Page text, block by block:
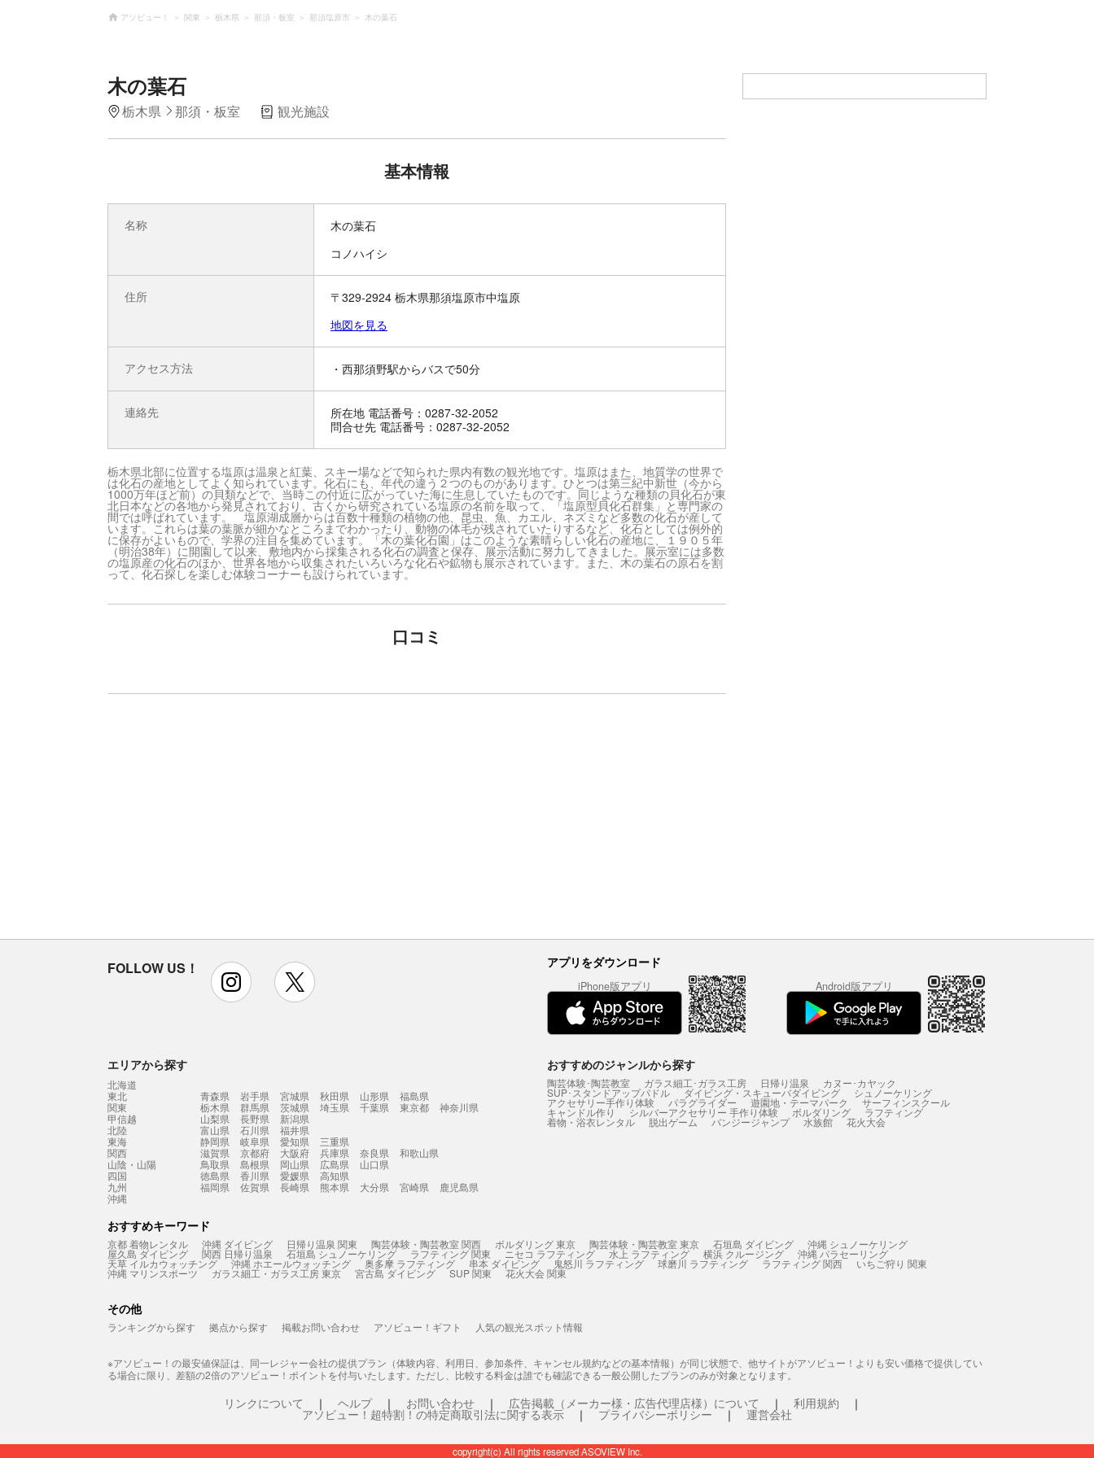
アソビュー！ 関東 栃木県 那須・板室 那須塩原市 木の葉石
木の葉石
栃木県 那須・板室 観光施設
基本情報
名称
木の葉石
コノハイシ
住所
〒329-2924 栃木県那須塩原市中塩原
地図を見る
アクセス方法 ・西那須野駅からバスで50分
連絡先
所在地 電話番号：0287-32-2052
問合せ先 電話番号：0287-32-2052
栃木県北部に位置する塩原は温泉と紅葉、スキー場などで知られた県内有数の観光地です。塩原はまた、地質学の世界で
は化石の産地としてよく知られています。化石にも、年代の違う２つのものがあります。ひとつは第三紀中新世（今から
1000万年ほど前）の貝類などで、当時この付近に広がっていた海に生息していたものです。同じような種類の貝化石が東
北日本などの各地から発見されており、古くから研究されている塩原の名前を取って、「塩原型貝化石群集」と専門家の
間では呼ばれています。 塩原湖成層からは百数十種類の植物の他、昆虫、魚、カエル、ネズミなど多数の化石が産して
います。これらは葉の葉脈が細かなところまでわかったり、動物の体毛が残されていたりするなど、化石としては例外的
に保存がよいもので、学界の注目を集めています。「木の葉化石園」はこのような素晴らしい化石の産地に、１９０５年
（明治38年）に開園して以来、敷地内から採集される化石の調査と保存、展示活動に努力してきました。展示室には多数
の塩原産の化石のほか、世界各地から収集されたいろいろな化石や鉱物も展示されています。また、木の葉石の原石を割
って、化石探しを楽しむ体験コーナーも設けられています。
口コミ
FOLLOW US！ instagram アプリをダウンロード
iPhone版アプリ Android版アプリ
エリアから探す
北海道
東北
青森県 岩手県 宮城県 秋田県 山形県
福島県
関東
栃木県 群馬県 茨城県 埼玉県 千葉県 東京都
神奈川県
甲信越
山梨県 長野県
新潟県
北陸
富山県 石川県
福井県
東海
静岡県 岐阜県 愛知県
三重県
関西
滋賀県 京都府 大阪府 兵庫県 奈良県
和歌山県
山陰・山陽
鳥取県 島根県 岡山県 広島県
山口県
四国
徳島県 香川県 愛媛県
高知県
九州
福岡県 佐賀県 長崎県 熊本県 大分県 宮崎県
鹿児島県
沖縄
おすすめのジャンルから探す
陶芸体験･陶芸教室 ガラス細工･ガラス工房 日帰り温泉 カヌー･カヤック
SUP･スタンドアップパドル ダイビング・スキューバダイビング シュノーケリング
アクセサリー手作り体験 パラグライダー 遊園地・テーマパーク サーフィンスクール
キャンドル作り シルバーアクセサリー 手作り体験 ボルダリング ラフティング
着物・浴衣レンタル 脱出ゲーム バンジージャンプ 水族館 花火大会
おすすめキーワード
京都 着物レンタル 沖縄 ダイビング 日帰り温泉 関東 陶芸体験・陶芸教室 関西 ボルダリング 東京 陶芸体験・陶芸教室 東京 石垣島 ダイビング 沖縄 シュノーケリング
屋久島 ダイビング 関西 日帰り温泉 石垣島 シュノーケリング ラフティング 関東 ニセコ ラフティング 水上 ラフティング 横浜 クルージング 沖縄 パラセーリング
天草 イルカウォッチング 沖縄 ホエールウォッチング 奥多摩 ラフティング 串本 ダイビング 鬼怒川 ラフティング 球磨川 ラフティング ラフティング 関西 いちご狩り 関東
沖縄 マリンスポーツ ガラス細工・ガラス工房 東京 宮古島 ダイビング SUP 関東 花火大会 関東
その他
ランキングから探す 拠点から探す 掲載お問い合わせ アソビュー！ギフト 人気の観光スポット情報
※アソビュー！の最安値保証は、同一レジャー会社の提供プラン（体験内容、利用日、参加条件、キャンセル規約などの基本情報）が同じ状態で、他サイトがアソビュー！よりも安い価格で提供してい
る場合に限り、差額の2倍のアソビュー！ポイントを付与いたします。ただし、比較する料金は誰でも確認できる一般公開したプランのみが対象となります。
リンクについて ヘルプ お問い合わせ 広告掲載（メーカー様・広告代理店様）について 利用規約
アソビュー！超特割！の特定商取引法に関する表示 プライバシーポリシー 運営会社
copyright(c) All rights reserved ASOVIEW Inc.